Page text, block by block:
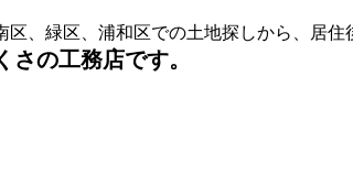
不動産の残代金の受領に
区、緑区、浦和区での土地探しから、居
さの工務店です。